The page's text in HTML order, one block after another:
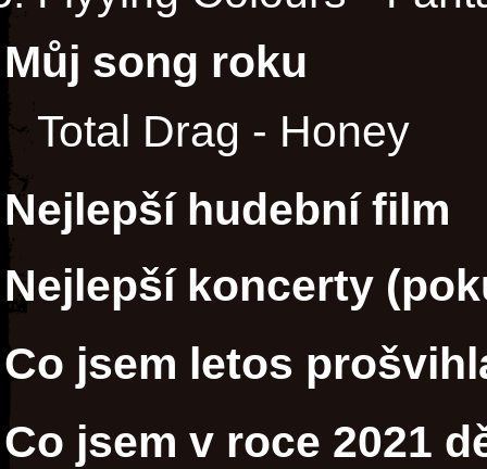
Můj song roku
Total Drag - Honey
Nejlepší hudební film
Nejlepší koncerty
Co jsem letos
Co jsem v roce 2021